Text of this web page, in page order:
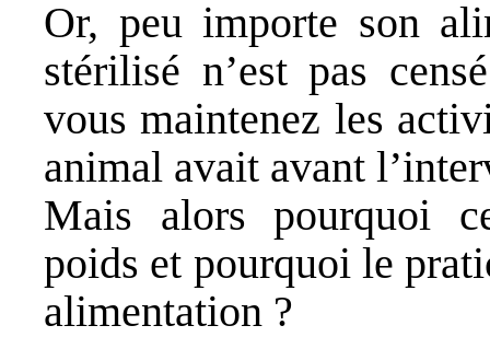
Or, peu importe son
stérilisé n’est pas
vous maintenez les
animal avait avant
Mais alors pourquoi
poids et pourquoi le
alimentation ?